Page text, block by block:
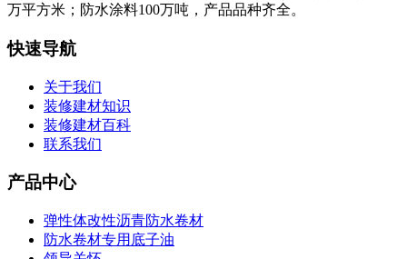
万平方米；防水涂料100万吨，产品品种齐全。
快速导航
关于我们
装修建材知识
装修建材百科
联系我们
产品中心
弹性体改性沥青防水卷材
防水卷材专用底子油